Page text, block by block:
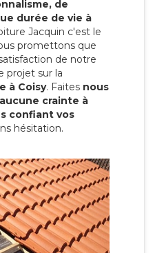
de
durée de vie à
Jacquin c'est le
promettons que
de notre
projet sur la
à Coisy. Faites nous
crainte à
confiant vos
hésitation.